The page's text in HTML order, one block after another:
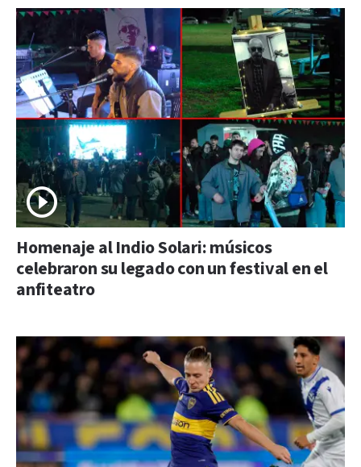
Homenaje al Indio Solari: músicos
celebraron su legado con un festival en el
anfiteatro